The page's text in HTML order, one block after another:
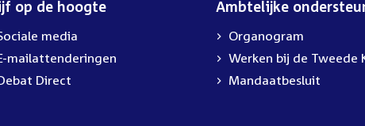
op de hoogte
media
mailattenderingen
Direct
Ambtelijke
Organogram
External
link:
Werken bij de Tweede
Mandaatbesluit